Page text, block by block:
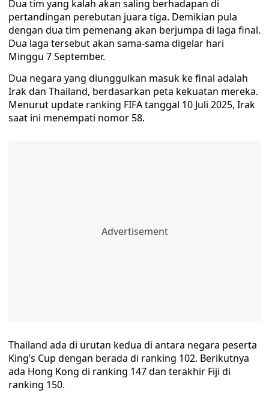
Dua tim yang kalah akan saling berhadapan di
pertandingan perebutan juara tiga. Demikian pula
dengan dua tim pemenang akan berjumpa di laga final.
Dua laga tersebut akan sama-sama digelar hari
Minggu 7 September.
Dua negara yang diunggulkan masuk ke final adalah
Irak dan Thailand, berdasarkan peta kekuatan mereka.
Menurut update ranking FIFA tanggal 10 Juli 2025, Irak
saat ini menempati nomor 58.
Thailand ada di urutan kedua di antara negara peserta
King’s Cup dengan berada di ranking 102. Berikutnya
ada Hong Kong di ranking 147 dan terakhir Fiji di
ranking 150.